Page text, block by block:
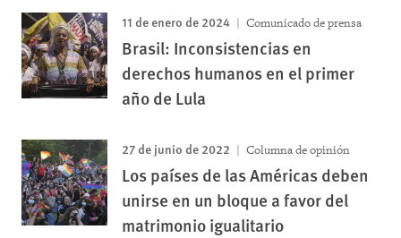
11 de enero de 2024 Comunicado de prensa
Brasil: Inconsistencias en
derechos humanos en el primer
año de Lula
27 de junio de 2022 Columna de opinión
Los países de las Américas deben
unirse en un bloque a favor del
matrimonio igualitario